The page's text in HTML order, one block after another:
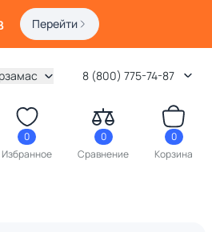
Перейти
8 (800) 775-74-87
0
Избранное
0
Сравнение
0
Корзина